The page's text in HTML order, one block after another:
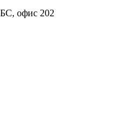
офис 202